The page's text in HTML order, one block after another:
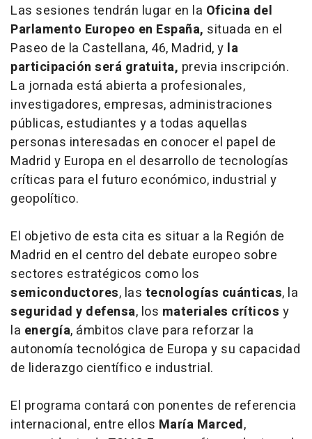
Las sesiones tendrán lugar en la Oficina del
Parlamento Europeo en España, situada en el
Paseo de la Castellana, 46, Madrid, y la
participación será gratuita, previa inscripción.
La jornada está abierta a profesionales,
investigadores, empresas, administraciones
públicas, estudiantes y a todas aquellas
personas interesadas en conocer el papel de
Madrid y Europa en el desarrollo de tecnologías
críticas para el futuro económico, industrial y
geopolítico.
El objetivo de esta cita es situar a la Región de
Madrid en el centro del debate europeo sobre
sectores estratégicos como los
semiconductores, las tecnologías cuánticas, la
seguridad y defensa, los materiales críticos y
la energía, ámbitos clave para reforzar la
autonomía tecnológica de Europa y su capacidad
de liderazgo científico e industrial.
El programa contará con ponentes de referencia
internacional, entre ellos María Marced,